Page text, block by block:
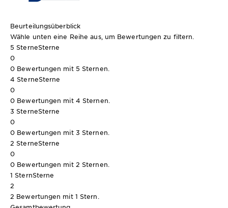
Beurteilungsüberblick
Wähle unten eine Reihe aus, um Bewertungen zu filtern.
5 SterneSterne
0
0 Bewertungen mit 5 Sternen.
4 SterneSterne
0
0 Bewertungen mit 4 Sternen.
3 SterneSterne
0
0 Bewertungen mit 3 Sternen.
2 SterneSterne
0
0 Bewertungen mit 2 Sternen.
1 SternSterne
2
2 Bewertungen mit 1 Stern.